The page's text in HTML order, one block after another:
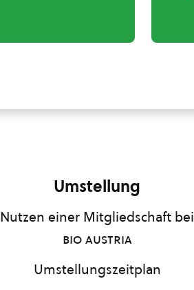
Umstellung
Nutzen einer Mitgliedschaft bei
bio austria
Umstellungszeitplan